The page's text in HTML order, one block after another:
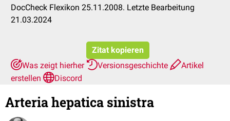
DocCheck Flexikon 25.11.2008. Letzte Bearbeitung
21.03.2024
Zitat kopieren
Was zeigt hierher
Versionsgeschichte
Artikel
erstellen
Discord
Arteria hepatica sinistra